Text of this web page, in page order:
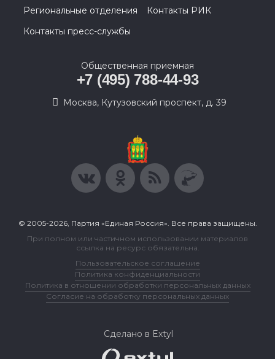
Региональные отделения
Контакты РИК
Контакты пресс-службы
Общественная приемная
+7 (495) 788-44-93
Москва, Кутузовский проспект, д. 39
© 2005-2026, Партия «Единая Россия». Все права защищены.
При полном или частичном использовании материалов
ссылка на ресурс обязательна.
Пользовательское соглашение
Политика конфиденциальности
Политика в отношении обработки персональных данных
Согласие на обработку персональных данных
Сделано в Extyl